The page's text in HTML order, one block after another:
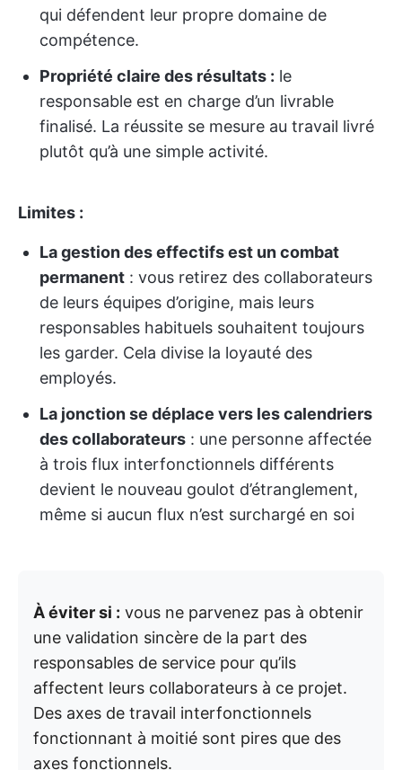
qui défendent leur propre domaine de
compétence.
Propriété claire des résultats : le
responsable est en charge d’un livrable
finalisé. La réussite se mesure au travail livré
plutôt qu’à une simple activité.
Limites :
La gestion des effectifs est un combat
permanent : vous retirez des collaborateurs
de leurs équipes d’origine, mais leurs
responsables habituels souhaitent toujours
les garder. Cela divise la loyauté des
employés.
La jonction se déplace vers les calendriers
des collaborateurs : une personne affectée
à trois flux interfonctionnels différents
devient le nouveau goulot d’étranglement,
même si aucun flux n’est surchargé en soi
À éviter si : vous ne parvenez pas à obtenir
une validation sincère de la part des
responsables de service pour qu’ils
affectent leurs collaborateurs à ce projet.
Des axes de travail interfonctionnels
fonctionnant à moitié sont pires que des
axes fonctionnels.